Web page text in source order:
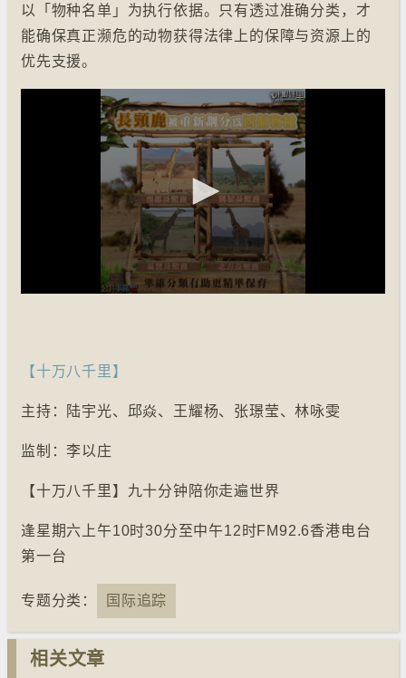
以「物种名单」为执行依据。只有透过准确分类，才
能确保真正濒危的动物获得法律上的保障与资源上的
优先支援。
【十万八千里】
主持：陆宇光、邱焱、王耀杨、张璟莹、林咏雯
监制：李以庄
【十万八千里】九十分钟陪你走遍世界
逢星期六上午10时30分至中午12时FM92.6香港电台
第一台
专题分类： 国际追踪
相关文章